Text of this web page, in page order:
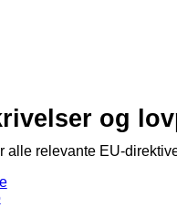
og
alle relevante EU-